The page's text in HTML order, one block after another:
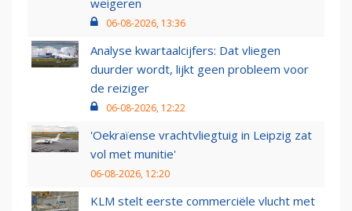
weigeren
06-08-2026, 13:36
Analyse kwartaalcijfers: Dat vliegen
duurder wordt, lijkt geen probleem voor
de reiziger
06-08-2026, 12:22
'Oekraïense vrachtvliegtuig in Leipzig zat
vol met munitie'
06-08-2026, 12:20
KLM stelt eerste commerciële vlucht met